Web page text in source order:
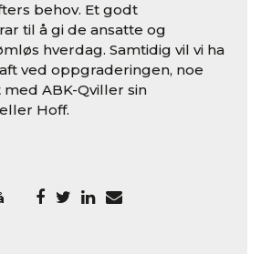
behov. Et godt
til å gi de ansatte og
hverdag. Samtidig vil vi ha
ved oppgraderingen, noe
ABK-Qviller sin
Hoff.